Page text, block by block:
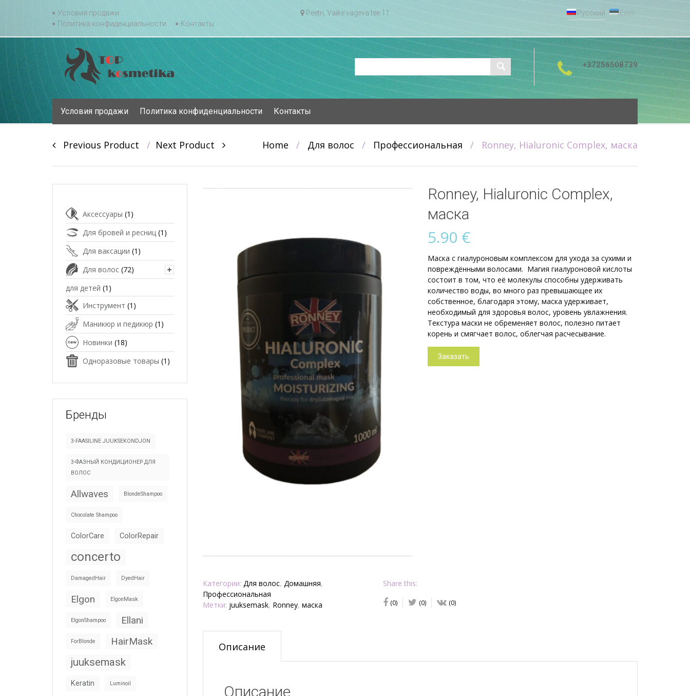
Skip
to
Условия продажи
Политика конфиденциальности
Контакты
Peetri, Vaike vageva tee 11 Русский Eesti
+37256508739
content
Условия продажи Политика конфиденциальности Контакты
Post
Previous Product Next Product Home / Для волос / Профессиональная / Ronney, Hialuronic Complex, маска
Ronney, Hialuronic Complex,
маска
5.90 €
Маска с гиалуроновым комплексом для ухода за сухими и
повреждёнными волосами. Магия гиалуроновой кислоты
состоит в том, что её молекулы способны удерживать
количество воды, во много раз превышающее их
собственное, благодаря этому, маска удерживает,
необходимый для здоровья волос, уровень увлажнения.
Текстура маски не обременяет волос, полезно питает
корень и смягчает волос, облегчая расчесывание.
Заказать
Категории: Для волос, Домашняя,
Профессиональная
Метки: juuksemask, Ronney, маска
Share this:
(0) (0) (0)
Описание
Описание
Аксессуары (1)
Для бровей и ресниц (1)
Для ваксации (1)
Для волос (72)
для детей (1)
Инструмент (1)
Маникюр и педикюр (1)
Новинки (18)
Одноразовые товары (1)
Бренды
3-FAASILINE JUUKSEKONDJON
3-ФАЗНЫЙ КОНДИЦИОНЕР ДЛЯ
ВОЛОС
Allwaves BlondeShampoo
Chocolate Shampoo
ColorCare ColorRepair
concerto
DamagedHair DyedHair
Elgon ElgonMask
ElgonShampoo Ellani
ForBlonde HairMask
juuksemask
Keratin Luminoil